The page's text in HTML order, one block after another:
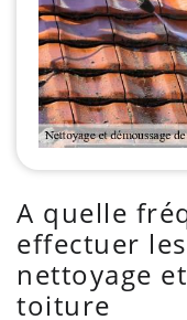
A quelle
effectuer
nettoyage
toiture